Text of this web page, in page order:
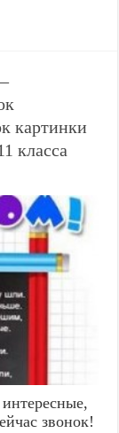
картинки
класса
звонок!